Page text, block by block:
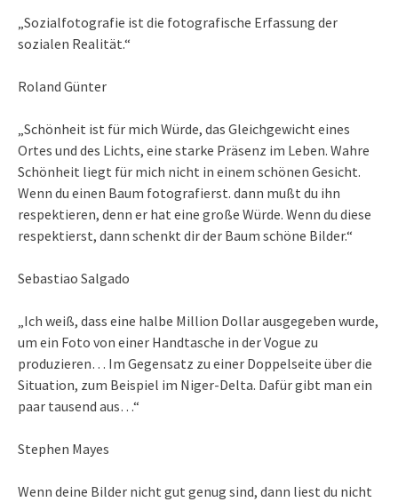
„Sozialfotografie ist die fotografische Erfassung der
sozialen Realität.“
Roland Günter
„Schönheit ist für mich Würde, das Gleichgewicht eines
Ortes und des Lichts, eine starke Präsenz im Leben. Wahre
Schönheit liegt für mich nicht in einem schönen Gesicht.
Wenn du einen Baum fotografierst. dann mußt du ihn
respektieren, denn er hat eine große Würde. Wenn du diese
respektierst, dann schenkt dir der Baum schöne Bilder.“
Sebastiao Salgado
„Ich weiß, dass eine halbe Million Dollar ausgegeben wurde,
um ein Foto von einer Handtasche in der Vogue zu
produzieren… Im Gegensatz zu einer Doppelseite über die
Situation, zum Beispiel im Niger-Delta. Dafür gibt man ein
paar tausend aus…“
Stephen Mayes
Wenn deine Bilder nicht gut genug sind, dann liest du nicht